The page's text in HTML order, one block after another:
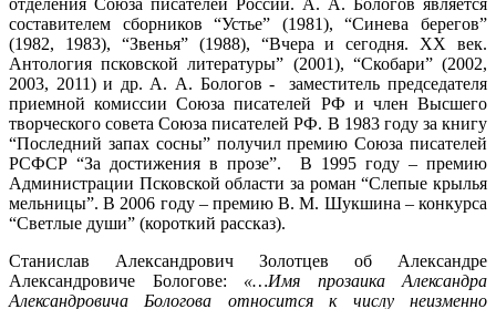
отделения Союза писателей России. А. А. Бологов является
составителем сборников “Устье” (1981), “Синева берегов”
(1982, 1983), “Звенья” (1988), “Вчера и сегодня. ХХ век.
Антология псковской литературы” (2001), “Скобари” (2002,
2003, 2011) и др. А. А. Бологов - заместитель председателя
приемной комиссии Союза писателей РФ и член Высшего
творческого совета Союза писателей РФ. В 1983 году за книгу
“Последний запах сосны” получил премию Союза писателей
РСФСР “За достижения в прозе”. В 1995 году – премию
Администрации Псковской области за роман “Слепые крылья
мельницы”. В 2006 году – премию В. М. Шукшина – конкурса
“Светлые души” (короткий рассказ).
Станислав Александрович Золотцев об Александре
Александровиче Бологове: «…Имя прозаика Александра
Александровича Бологова относится к числу неизменно